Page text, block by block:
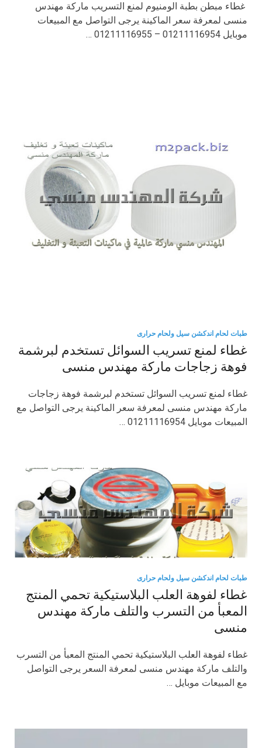
غطاء مبطن بطبة الومنيوم لمنع التسريب ماركة مهندس
منسى لمعرفة سعر الماكينة يرجى التواصل مع المبيعات
موبايل 01211116954 – 01211116955 …
طبات لحام اندكشن سيل ولحام حرارى
غطاء لمنع تسريب السوائل تستخدم لبرشمة
فوهة زجاجات ماركة مهندس منسى
غطاء لمنع تسريب السوائل تستخدم لبرشمة فوهة زجاجات
ماركة مهندس منسى لمعرفة سعر الماكينة يرجى التواصل مع
المبيعات موبايل 01211116954 …
طبات لحام اندكشن سيل ولحام حرارى
غطاء لفوهة العلب البلاستيكية تحمي المنتج
المعبأ من التسرب والتلف ماركة مهندس
منسى
غطاء لفوهة العلب البلاستيكية تحمي المنتج المعبأ من التسرب
والتلف ماركة مهندس منسى لمعرفة السعر يرجى التواصل
مع المبيعات موبايل …